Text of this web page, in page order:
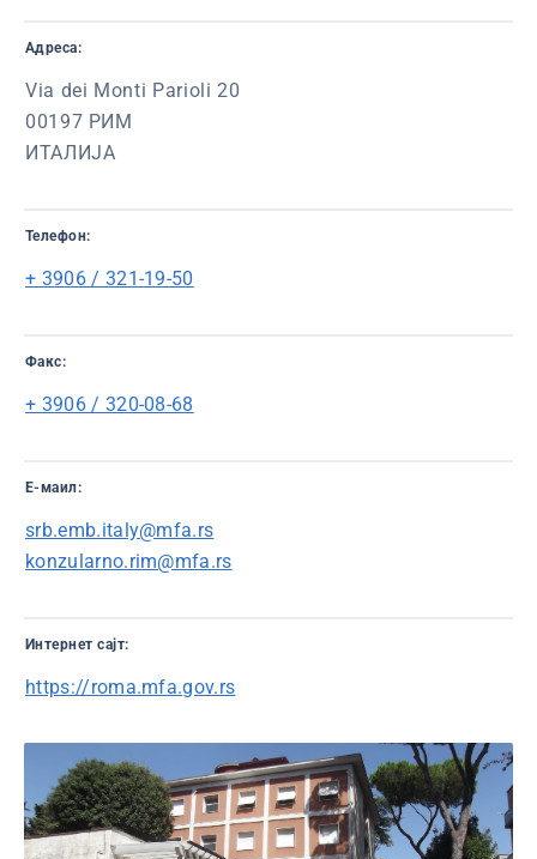
Адреса:
Via dei Monti Parioli 20
00197 РИМ
ИТАЛИЈА
Телефон:
+ 3906 / 321-19-50
Факс:
+ 3906 / 320-08-68
Е-маил:
srb.emb.italy@mfa.rs
konzularno.rim@mfa.rs
Интернет сајт:
https://roma.mfa.gov.rs